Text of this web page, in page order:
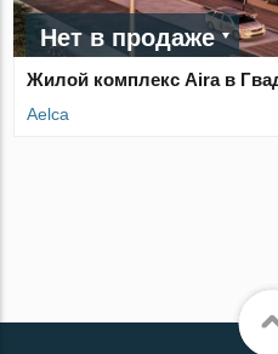
Нет в продаже
Жилой комплекс Aira в
Aelca